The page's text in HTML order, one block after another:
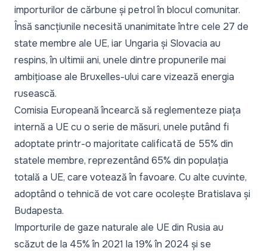
importurilor de cărbune și petrol în blocul comunitar.
Însă sancțiunile necesită unanimitate între cele 27 de
state membre ale UE, iar Ungaria și Slovacia au
respins, în ultimii ani, unele dintre propunerile mai
ambițioase ale Bruxelles-ului care vizează energia
rusească.
Comisia Europeană încearcă să reglementeze piața
internă a UE cu o serie de măsuri, unele putând fi
adoptate printr-o majoritate calificată de 55% din
statele membre, reprezentând 65% din populația
totală a UE, care votează în favoare. Cu alte cuvinte,
adoptând o tehnică de vot care ocolește Bratislava și
Budapesta.
Importurile de gaze naturale ale UE din Rusia au
scăzut de la 45% în 2021 la 19% în 2024 și se